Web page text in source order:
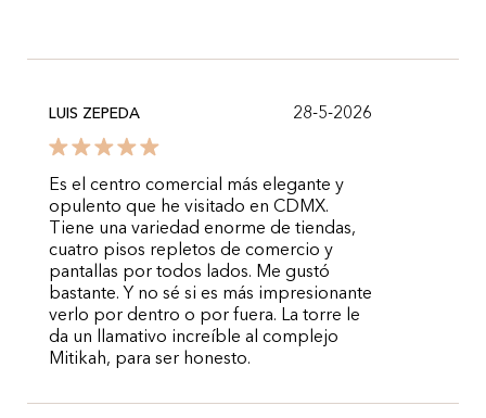
LUIS ZEPEDA 28-5-2026
Es el centro comercial más elegante y
opulento que he visitado en CDMX.
Tiene una variedad enorme de tiendas,
cuatro pisos repletos de comercio y
pantallas por todos lados. Me gustó
bastante. Y no sé si es más impresionante
verlo por dentro o por fuera. La torre le
da un llamativo increíble al complejo
Mitikah, para ser honesto.